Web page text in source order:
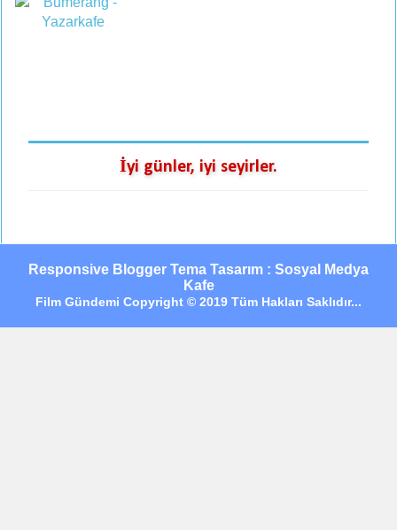
İyi günler, iyi seyirler.
Responsive Blogger Tema Tasarım : Sosyal Medya
Kafe
Film Gündemi Copyright © 2019 Tüm Hakları Saklıdır...